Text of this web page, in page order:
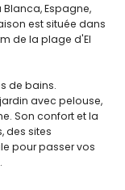
Espagne,
est située dans
de la plage d'El
de bains.
avec pelouse,
Son confort et la
des sites
pour passer vos